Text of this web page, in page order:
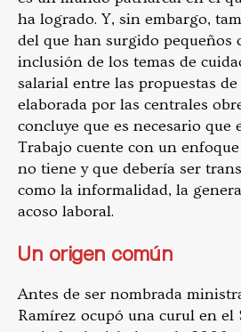
ha logrado. Y, sin embargo,
del que han surgido pequeños
inclusión de los temas de
salarial entre las propuestas
elaborada por las centrales
concluye que es necesario
Trabajo cuente con un
no tiene y que debería ser
como la informalidad, la
acoso laboral.
Un origen común
Antes de ser nombrada
Ramírez ocupó una curul en el